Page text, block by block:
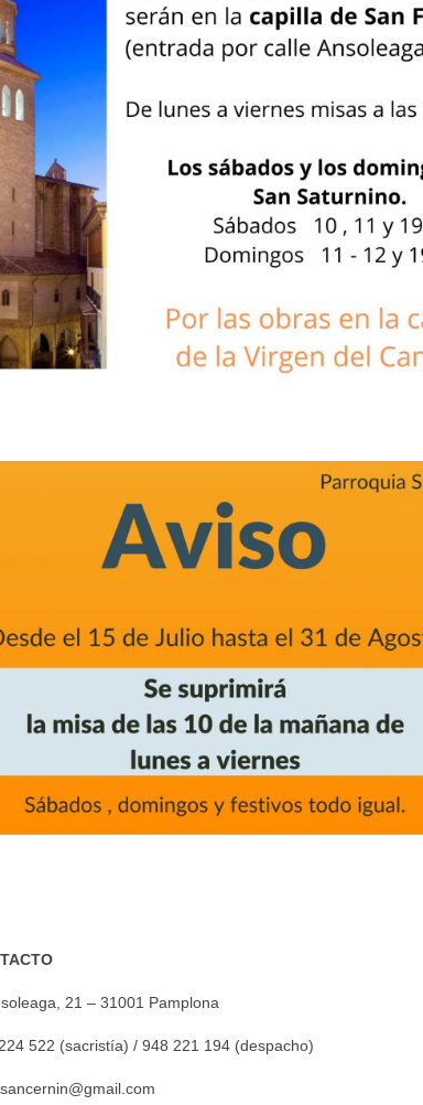
21 – 31001 Pamplona
522 (sacristía) / 948 221 194 (despacho)